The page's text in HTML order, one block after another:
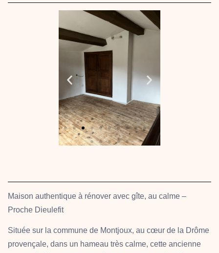
Maison authentique à rénover avec gîte, au calme –
Proche Dieulefit
Située sur la commune de Montjoux, au cœur de la Drôme
provençale, dans un hameau très calme, cette ancienne